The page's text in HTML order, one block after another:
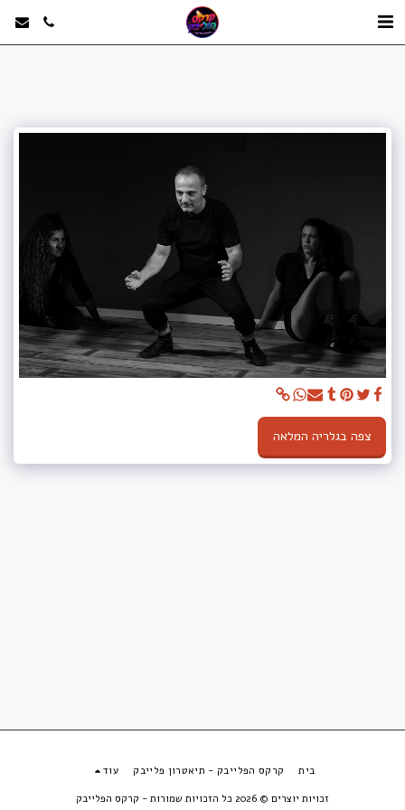
צפה בגלריה המלאה
בית קרקס הפלייבק - תיאטרון פלייבק עוד
זכויות יוצרים © 2026 כל הזכויות שמורות - קרקס הפלייבק